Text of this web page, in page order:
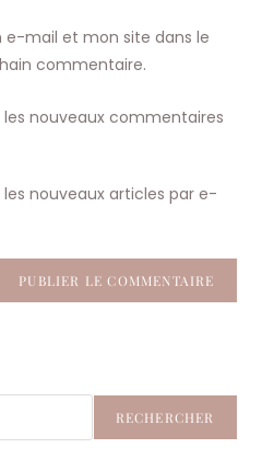
e-mail et mon site dans le
commentaire.
nouveaux commentaires
nouveaux articles par e-
RECHERCHER